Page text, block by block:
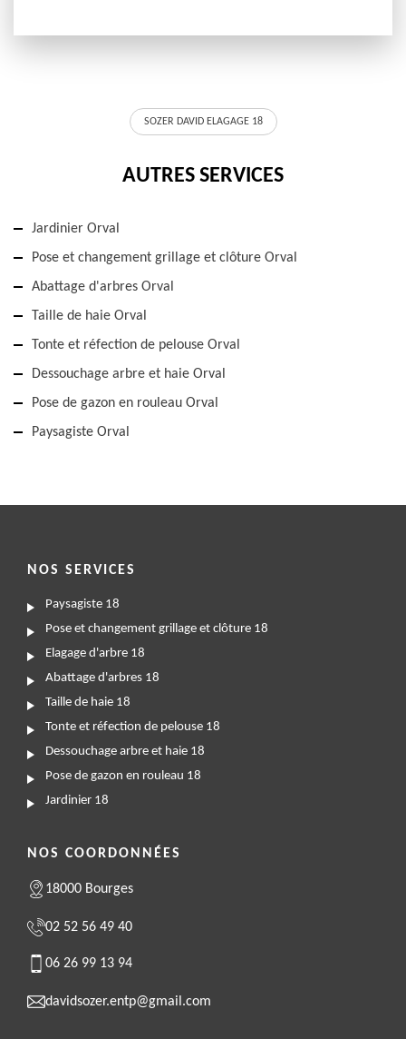
SOZER DAVID ELAGAGE 18
AUTRES SERVICES
Jardinier Orval
Pose et changement grillage et clôture Orval
Abattage d'arbres Orval
Taille de haie Orval
Tonte et réfection de pelouse Orval
Dessouchage arbre et haie Orval
Pose de gazon en rouleau Orval
Paysagiste Orval
NOS SERVICES
Paysagiste 18
Pose et changement grillage et clôture 18
Elagage d'arbre 18
Abattage d'arbres 18
Taille de haie 18
Tonte et réfection de pelouse 18
Dessouchage arbre et haie 18
Pose de gazon en rouleau 18
Jardinier 18
NOS COORDONNÉES
18000 Bourges
02 52 56 49 40
06 26 99 13 94
davidsozer.entp@gmail.com